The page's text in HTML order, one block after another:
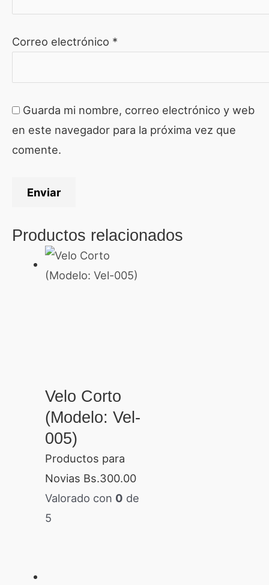
Correo electrónico *
Guarda mi nombre, correo electrónico y web
en este navegador para la próxima vez que
comente.
Productos relacionados
Velo Corto
(Modelo: Vel-
005)
Productos para
Novias Bs.300.00
Valorado con 0 de
5